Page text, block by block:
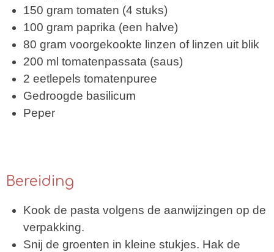
150 gram tomaten (4 stuks)
100 gram paprika (een halve)
80 gram voorgekookte linzen of linzen uit blik
200 ml tomatenpassata (saus)
2 eetlepels tomatenpuree
Gedroogde basilicum
Peper
Bereiding
Kook de pasta volgens de aanwijzingen op de
verpakking.
Snij de groenten in kleine stukjes. Hak de